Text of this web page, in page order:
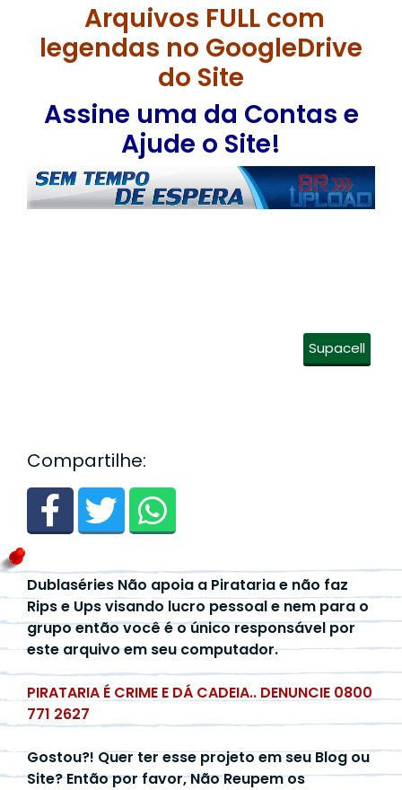
Arquivos FULL com
legendas no GoogleDrive
do Site
Assine uma da Contas e
Ajude o Site!
Supacell
Compartilhe:
Dublaséries Não apoia a Pirataria e não faz
Rips e Ups visando lucro pessoal e nem para o
grupo então você é o único responsável por
este arquivo em seu computador.
PIRATARIA É CRIME E DÁ CADEIA.. DENUNCIE 0800
771 2627
Gostou?! Quer ter esse projeto em seu Blog ou
Site? Então por favor, Não Reupem os